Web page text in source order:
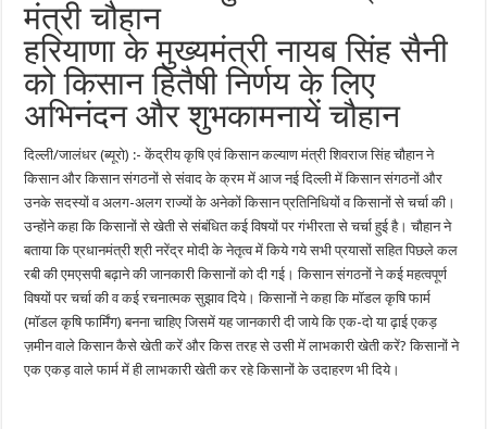
मंत्री चौहान
हरियाणा के मुख्यमंत्री नायब सिंह सैनी
को किसान हितैषी निर्णय के लिए
अभिनंदन और शुभकामनायें चौहान
दिल्ली/जालंधर (ब्यूरो) :- केंद्रीय कृषि एवं किसान कल्याण मंत्री शिवराज सिंह चौहान ने
किसान और किसान संगठनों से संवाद के क्रम में आज नई दिल्ली में किसान संगठनों और
उनके सदस्यों व अलग-अलग राज्यों के अनेकों किसान प्रतिनिधियों व किसानों से चर्चा की।
उन्होंने कहा कि किसानों से खेती से संबंधित कई विषयों पर गंभीरता से चर्चा हुई है। चौहान ने
बताया कि प्रधानमंत्री श्री नरेंद्र मोदी के नेतृत्व में किये गये सभी प्रयासों सहित पिछले कल
रबी की एमएसपी बढ़ाने की जानकारी किसानों को दी गई। किसान संगठनों ने कई महत्वपूर्ण
विषयों पर चर्चा की व कई रचनात्मक सुझाव दिये। किसानों ने कहा कि मॉडल कृषि फार्म
(मॉडल कृषि फार्मिंग) बनना चाहिए जिसमें यह जानकारी दी जाये कि एक-दो या ढ़ाई एकड़
ज़मीन वाले किसान कैसे खेती करें और किस तरह से उसी में लाभकारी खेती करें? किसानों ने
एक एकड़ वाले फार्म में ही लाभकारी खेती कर रहे किसानों के उदाहरण भी दिये।